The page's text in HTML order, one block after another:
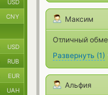
Максим
Отличный
Развернуть (1)
Альфия
USD
CNY
USD
RUB
EUR
UAH